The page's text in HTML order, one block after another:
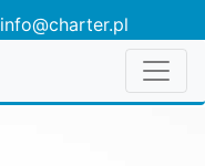
info@charter.pl